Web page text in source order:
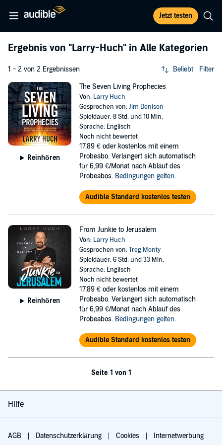
Jetzt testen
Ergebnis von "Larry-Huch" in Alle Kategorien
1 - 2 von 2 Ergebnissen Beliebt Filter
Reinhören
The Seven Living Prophecies
Von: Larry Huch
Gesprochen von:Jim Denison
Spieldauer: 8 Std. und 10 Min.
Sprache: Englisch
Noch nicht bewertet
17,89 € oder kostenlos mit einem
Probeabo. Verlängert sich automatisch
für 6,99 €/Monat nach Ablauf des
Probeabos. Bedingungen gelten.
Audible Standard kostenlos testen
Reinhören
From Junkie to Jerusalem
Von: Larry Huch
Gesprochen von:Treg Monty
Spieldauer: 6 Std. und 33 Min.
Sprache: Englisch
Noch nicht bewertet
17,89 € oder kostenlos mit einem
Probeabo. Verlängert sich automatisch
für 6,99 €/Monat nach Ablauf des
Probeabos. Bedingungen gelten.
Audible Standard kostenlos testen
Seite 1 von 1
Hilfe
AGB Datenschutzerklärung Cookies Internetwerbung